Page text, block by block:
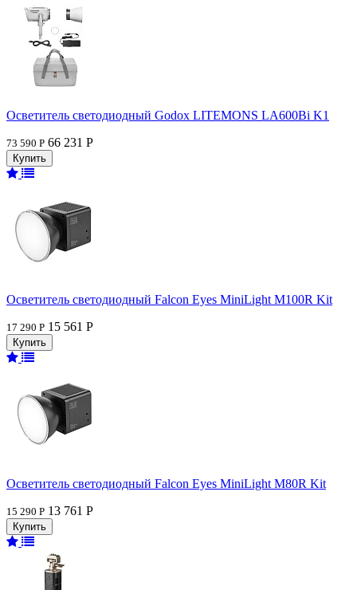
Осветитель светодиодный Godox LITEMONS LA600Bi K1
73 590 Р 66 231 Р
Осветитель светодиодный Falcon Eyes MiniLight M100R Kit
17 290 Р 15 561 Р
Осветитель светодиодный Falcon Eyes MiniLight M80R Kit
15 290 Р 13 761 Р